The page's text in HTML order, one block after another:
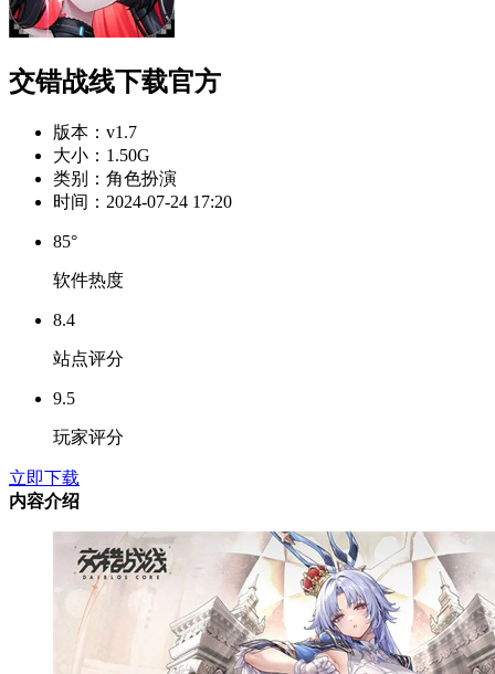
交错战线下载官方
版本： v1.7
大小： 1.50G
类别： 角色扮演
时间： 2024-07-24 17:20
85°
软件热度
8.4
站点评分
9.5
玩家评分
立即下载
内容介绍